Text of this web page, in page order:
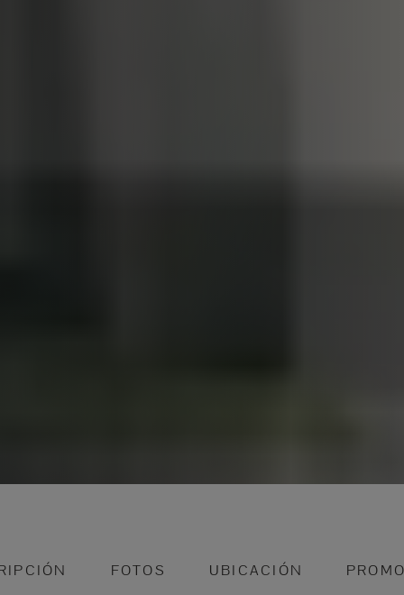
FOTOS UBICACIÓN